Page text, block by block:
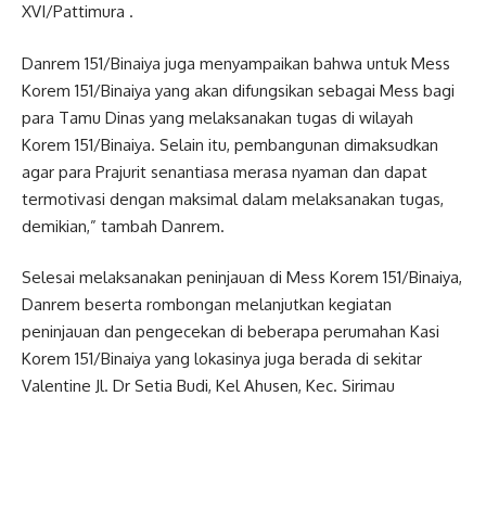
XVI/Pattimura .
Danrem 151/Binaiya juga menyampaikan bahwa untuk Mess
Korem 151/Binaiya yang akan difungsikan sebagai Mess bagi
para Tamu Dinas yang melaksanakan tugas di wilayah
Korem 151/Binaiya. Selain itu, pembangunan dimaksudkan
agar para Prajurit senantiasa merasa nyaman dan dapat
termotivasi dengan maksimal dalam melaksanakan tugas,
demikian,” tambah Danrem.
Selesai melaksanakan peninjauan di Mess Korem 151/Binaiya,
Danrem beserta rombongan melanjutkan kegiatan
peninjauan dan pengecekan di beberapa perumahan Kasi
Korem 151/Binaiya yang lokasinya juga berada di sekitar
Valentine Jl. Dr Setia Budi, Kel Ahusen, Kec. Sirimau